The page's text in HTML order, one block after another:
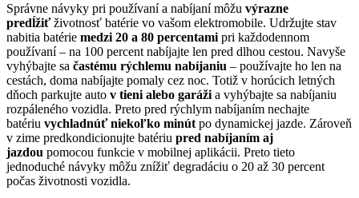
Správne návyky pri používaní a nabíjaní môžu výrazne
predĺžiťživotnosť batérie vo vašom elektromobile. Udržujte stav
nabitia batérie medzi 20 a 80 percentami pri každodennom
používaní – na 100 percent nabíjajte len pred dlhou cestou. Navyše
vyhýbajte sa častému rýchlemu nabíjaniu – používajte ho len na
cestách, doma nabíjajte pomaly cez noc. Totiž v horúcich letných
dňoch parkujte auto v tieni alebo garáži a vyhýbajte sa nabíjaniu
rozpáleného vozidla. Preto pred rýchlym nabíjaním nechajte
batériu vychladnúť niekoľko minút po dynamickej jazde. Zároveň
v zime predkondicionujte batériu pred nabíjaním aj
jazdou pomocou funkcie v mobilnej aplikácii. Preto tieto
jednoduché návyky môžu znížiť degradáciu o 20 až 30 percent
počas životnosti vozidla.